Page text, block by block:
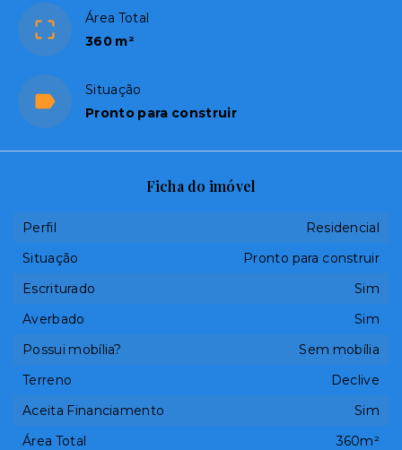
Área Total
360 m²
Situação
Pronto para construir
Ficha do imóvel
Perfil
Residencial
Situação
Pronto para construir
Escriturado
Sim
Averbado
Sim
Possui mobília?
Sem mobília
Terreno
Declive
Aceita Financiamento
Sim
Área Total
360m²